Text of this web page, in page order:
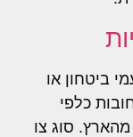
ביטחון או
כלפי
מהארץ. סוג צו